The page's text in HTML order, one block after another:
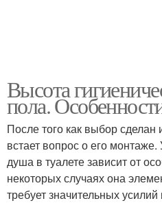
Высота
пола.
После того как выбор
встает вопрос о его монтаже.
душа в туалете зависит от
некоторых случаях она
требует значительных